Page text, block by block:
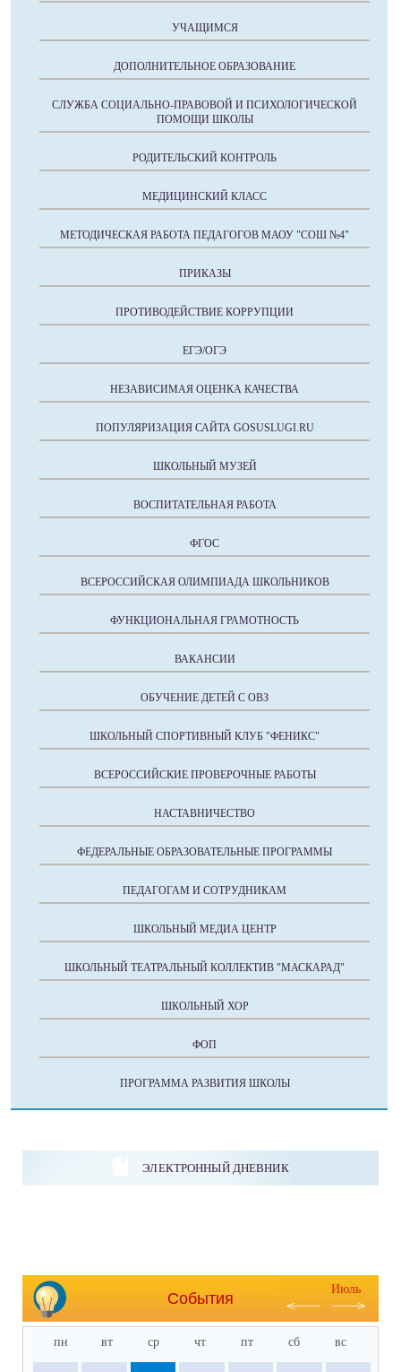
УЧАЩИМСЯ
ДОПОЛНИТЕЛЬНОЕ ОБРАЗОВАНИЕ
СЛУЖБА СОЦИАЛЬНО-ПРАВОВОЙ И ПСИХОЛОГИЧЕСКОЙ
ПОМОЩИ ШКОЛЫ
РОДИТЕЛЬСКИЙ КОНТРОЛЬ
МЕДИЦИНСКИЙ КЛАСС
МЕТОДИЧЕСКАЯ РАБОТА ПЕДАГОГОВ МАОУ "СОШ №4"
ПРИКАЗЫ
ПРОТИВОДЕЙСТВИЕ КОРРУПЦИИ
ЕГЭ/ОГЭ
НЕЗАВИСИМАЯ ОЦЕНКА КАЧЕСТВА
ПОПУЛЯРИЗАЦИЯ САЙТА GOSUSLUGI.RU
ШКОЛЬНЫЙ МУЗЕЙ
ВОСПИТАТЕЛЬНАЯ РАБОТА
ФГОС
ВСЕРОССИЙСКАЯ ОЛИМПИАДА ШКОЛЬНИКОВ
ФУНКЦИОНАЛЬНАЯ ГРАМОТНОСТЬ
ВАКАНСИИ
ОБУЧЕНИЕ ДЕТЕЙ С ОВЗ
ШКОЛЬНЫЙ СПОРТИВНЫЙ КЛУБ "ФЕНИКС"
ВСЕРОССИЙСКИЕ ПРОВЕРОЧНЫЕ РАБОТЫ
НАСТАВНИЧЕСТВО
ФЕДЕРАЛЬНЫЕ ОБРАЗОВАТЕЛЬНЫЕ ПРОГРАММЫ
ПЕДАГОГАМ И СОТРУДНИКАМ
ШКОЛЬНЫЙ МЕДИА ЦЕНТР
ШКОЛЬНЫЙ ТЕАТРАЛЬНЫЙ КОЛЛЕКТИВ "МАСКАРАД"
ШКОЛЬНЫЙ ХОР
ФОП
ПРОГРАММА РАЗВИТИЯ ШКОЛЫ
ЭЛЕКТРОННЫЙ ДНЕВНИК
События
Июль
пн вт ср чт пт сб вс